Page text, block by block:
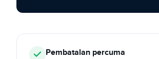
Pembatalan percuma